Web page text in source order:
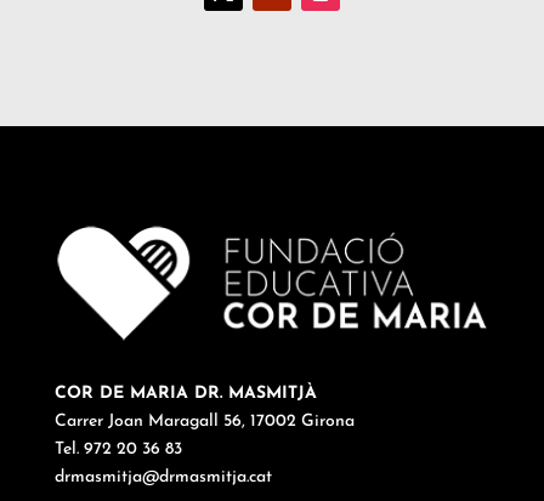
COR DE MARIA DR. MASMITJÀ
Carrer Joan Maragall 56, 17002 Girona
Tel. 972 20 36 83
drmasmitja@drmasmitja.cat